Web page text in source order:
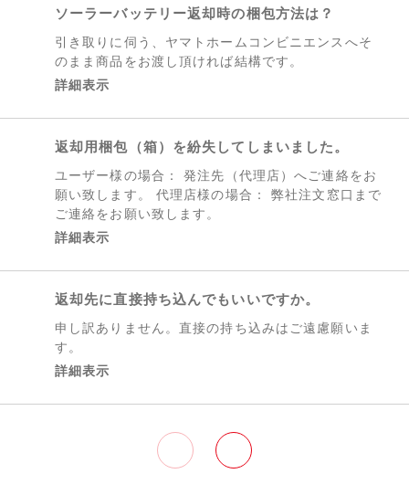
ソーラーバッテリー返却時の梱包方法は？
引き取りに伺う、ヤマトホームコンビニエンスへそ
のまま商品をお渡し頂ければ結構です。
詳細表示
返却用梱包（箱）を紛失してしまいました。
ユーザー様の場合： 発注先（代理店）へご連絡をお
願い致します。 代理店様の場合： 弊社注文窓口まで
ご連絡をお願い致します。
詳細表示
返却先に直接持ち込んでもいいですか。
申し訳ありません。直接の持ち込みはご遠慮願いま
す。
詳細表示